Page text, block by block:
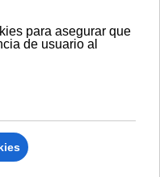
Enseñanzas propias
de